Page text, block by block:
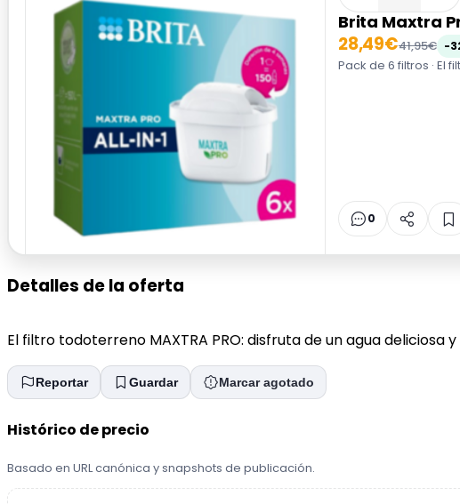
Brita Maxtra
28,49€41,95€ -
Pack de 6 filtros · El
0
Detalles de la oferta
El filtro todoterreno MAXTRA PRO: disfruta de un agua
Reportar Guardar Marcar agotado
Histórico de precio
Basado en URL canónica y snapshots de publicación.